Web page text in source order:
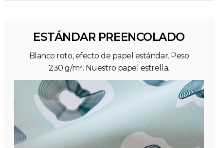
ESTÁNDAR PREENCOLADO
Blanco roto, efecto de papel estándar. Peso
230 g/m². Nuestro papel estrella.